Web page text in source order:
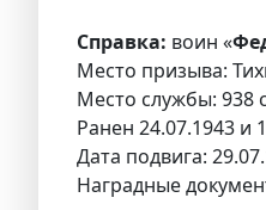
Справка: воин «
Место призыва:
Место службы: 938
Ранен 24.07.1943 и
Дата подвига:
Наградные